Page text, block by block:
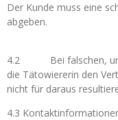
Der Kunde muss eine
abgeben.
4.2 Bei falschen,
die Tätowiererin den
nicht für daraus
4.3